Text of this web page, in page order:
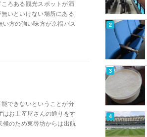
ろある観光スポットが満
いといけない場所にある
方の強い味方が京福バス
できないということが分
はお土産屋さんの通りをす
候のため東尋坊からは出航